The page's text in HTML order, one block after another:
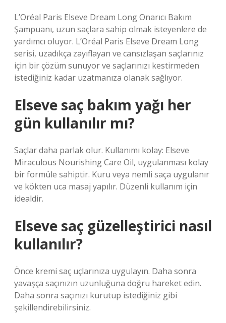
L’Oréal Paris Elseve Dream Long Onarıcı Bakım
Şampuanı, uzun saçlara sahip olmak isteyenlere de
yardımcı oluyor. L’Oréal Paris Elseve Dream Long
serisi, uzadıkça zayıflayan ve cansızlaşan saçlarınız
için bir çözüm sunuyor ve saçlarınızı kestirmeden
istediğiniz kadar uzatmanıza olanak sağlıyor.
Elseve saç bakım yağı her
gün kullanılır mı?
Saçlar daha parlak olur. Kullanımı kolay: Elseve
Miraculous Nourishing Care Oil, uygulanması kolay
bir formüle sahiptir. Kuru veya nemli saça uygulanır
ve kökten uca masaj yapılır. Düzenli kullanım için
idealdir.
Elseve saç güzelleştirici nasıl
kullanılır?
Önce kremi saç uçlarınıza uygulayın. Daha sonra
yavaşça saçınızın uzunluğuna doğru hareket edin.
Daha sonra saçınızı kurutup istediğiniz gibi
şekillendirebilirsiniz.